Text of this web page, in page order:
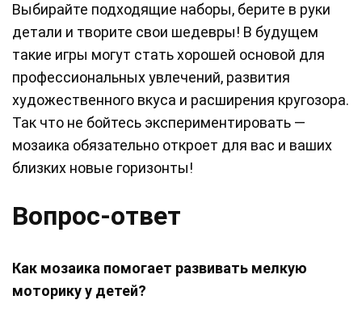
Выбирайте подходящие наборы, берите в руки
детали и творите свои шедевры! В будущем
такие игры могут стать хорошей основой для
профессиональных увлечений, развития
художественного вкуса и расширения кругозора.
Так что не бойтесь экспериментировать —
мозаика обязательно откроет для вас и ваших
близких новые горизонты!
Вопрос-ответ
Как мозаика помогает развивать мелкую
моторику у детей?